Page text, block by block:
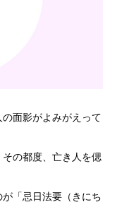
面影がよみがえって
の都度、亡き人を偲
「忌日法要（きにち